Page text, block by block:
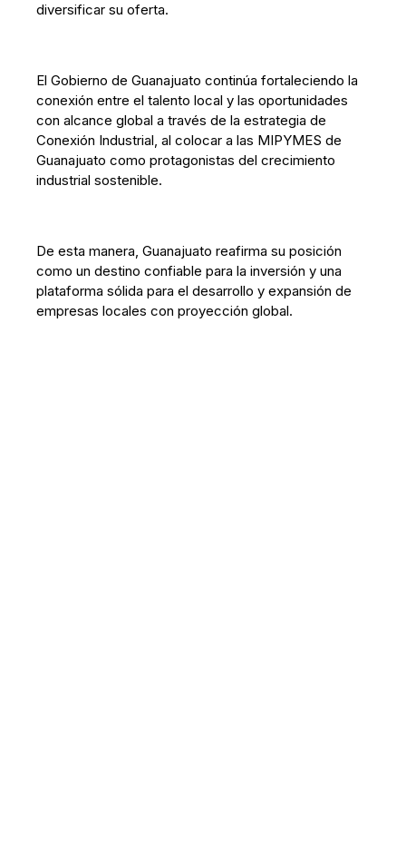
diversificar su oferta.
El Gobierno de Guanajuato continúa fortaleciendo la
conexión entre el talento local y las oportunidades
con alcance global a través de la estrategia de
Conexión Industrial, al colocar a las MIPYMES de
Guanajuato como protagonistas del crecimiento
industrial sostenible.
De esta manera, Guanajuato reafirma su posición
como un destino confiable para la inversión y una
plataforma sólida para el desarrollo y expansión de
empresas locales con proyección global.